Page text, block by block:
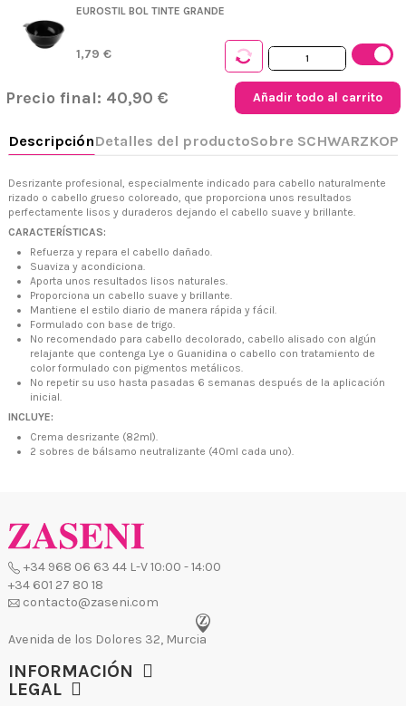
EUROSTIL BOL TINTE GRANDE
1,79 €
Precio final: 40,90 € Añadir todo al carrito
Desrizante profesional, especialmente indicado para cabello naturalmente
rizado o cabello grueso coloreado, que proporciona unos resultados
perfectamente lisos y duraderos dejando el cabello suave y brillante.
CARACTERÍSTICAS:
Refuerza y repara el cabello dañado.
Suaviza y acondiciona.
Aporta unos resultados lisos naturales.
Proporciona un cabello suave y brillante.
Mantiene el estilo diario de manera rápida y fácil.
Formulado con base de trigo.
No recomendado para cabello decolorado, cabello alisado con algún
relajante que contenga Lye o Guanidina o cabello con tratamiento de
color formulado con pigmentos metálicos.
No repetir su uso hasta pasadas 6 semanas después de la aplicación
inicial.
INCLUYE:
Crema desrizante (82ml).
2 sobres de bálsamo neutralizante (40ml cada uno).
+34 968 06 63 44L-V 10:00 - 14:00
+34 601 27 80 18
contacto@zaseni.com
Avenida de los Dolores 32, Murcia
INFORMACIÓN
LEGAL